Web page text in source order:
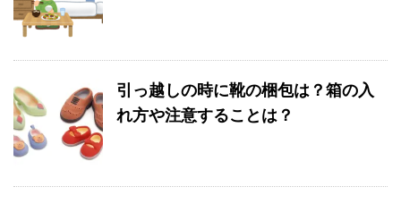
引っ越しの時に靴の梱包は？箱の入
れ方や注意することは？